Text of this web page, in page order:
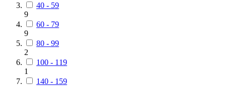
40 - 59
9
60 - 79
9
80 - 99
2
100 - 119
1
140 - 159